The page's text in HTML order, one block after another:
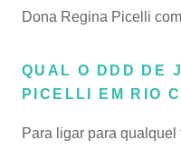
Dona Regina Picelli
QUAL O DDD DE
PICELLI EM RIO
Para ligar para